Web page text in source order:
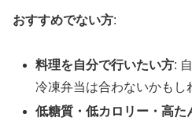
おすすめでない方:
料理を自分で行いたい方:
冷凍弁当は合わないかもし
低糖質・低カロリー・高た